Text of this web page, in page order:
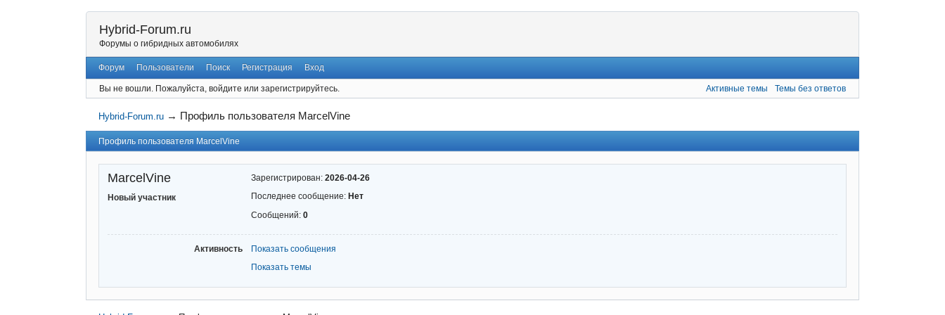
Hybrid-Forum.ru
Форумы о гибридных автомобилях
Форум Пользователи Поиск Регистрация Вход
Вы не вошли. Пожалуйста, войдите или зарегистрируйтесь. Активные темы Темы без ответов
Hybrid-Forum.ru → Профиль пользователя MarcelVine
Профиль пользователя MarcelVine
MarcelVine
Новый участник
Зарегистрирован: 2026-04-26
Последнее сообщение: Нет
Сообщений: 0
Активность
Показать сообщения
Показать темы